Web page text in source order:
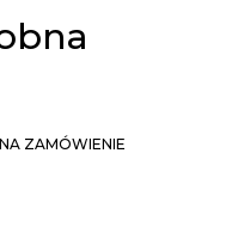
ZAMÓWIENIE